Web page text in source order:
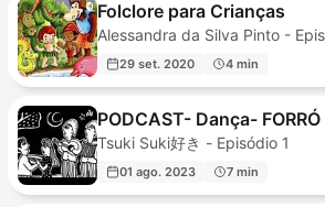
Folclore para Crianças
Alessandra da Silva Pinto -
29 set. 2020 4 min
PODCAST- Dança- FORRÓ
Tsuki Suki好き - Episódio 1
01 ago. 2023 7 min